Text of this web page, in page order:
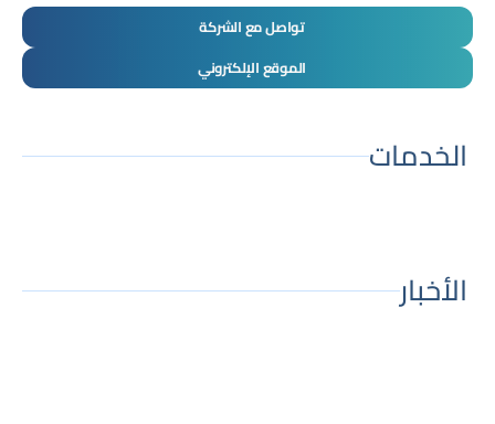
تواصل مع الشركة
الموقع الإلكتروني
الخدمات
الأخبار